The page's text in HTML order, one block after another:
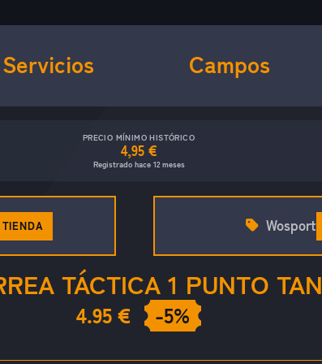
Servicios Campos
PRECIO MÍNIMO HISTÓRICO
4,95 €
Registrado hace 12 meses
TIENDA
TÁCTICA 1 PUNTO TAN
4.95 € -5%
Wosport